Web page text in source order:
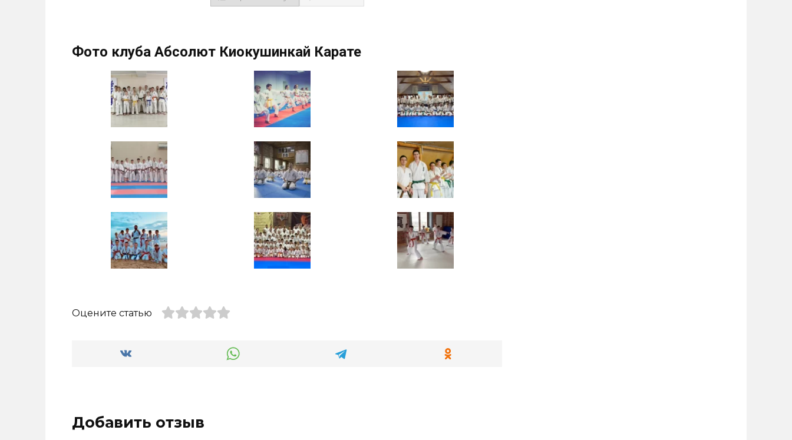
Фото клуба Абсолют Киокушинкай Карате
Оцените статью
Добавить отзыв